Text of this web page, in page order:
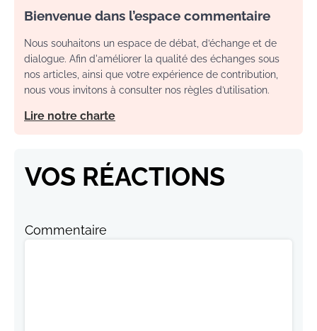
Bienvenue dans l’espace commentaire
Nous souhaitons un espace de débat, d’échange et de
dialogue. Afin d'améliorer la qualité des échanges sous
nos articles, ainsi que votre expérience de contribution,
nous vous invitons à consulter nos règles d’utilisation.
Lire notre charte
VOS RÉACTIONS
Commentaire